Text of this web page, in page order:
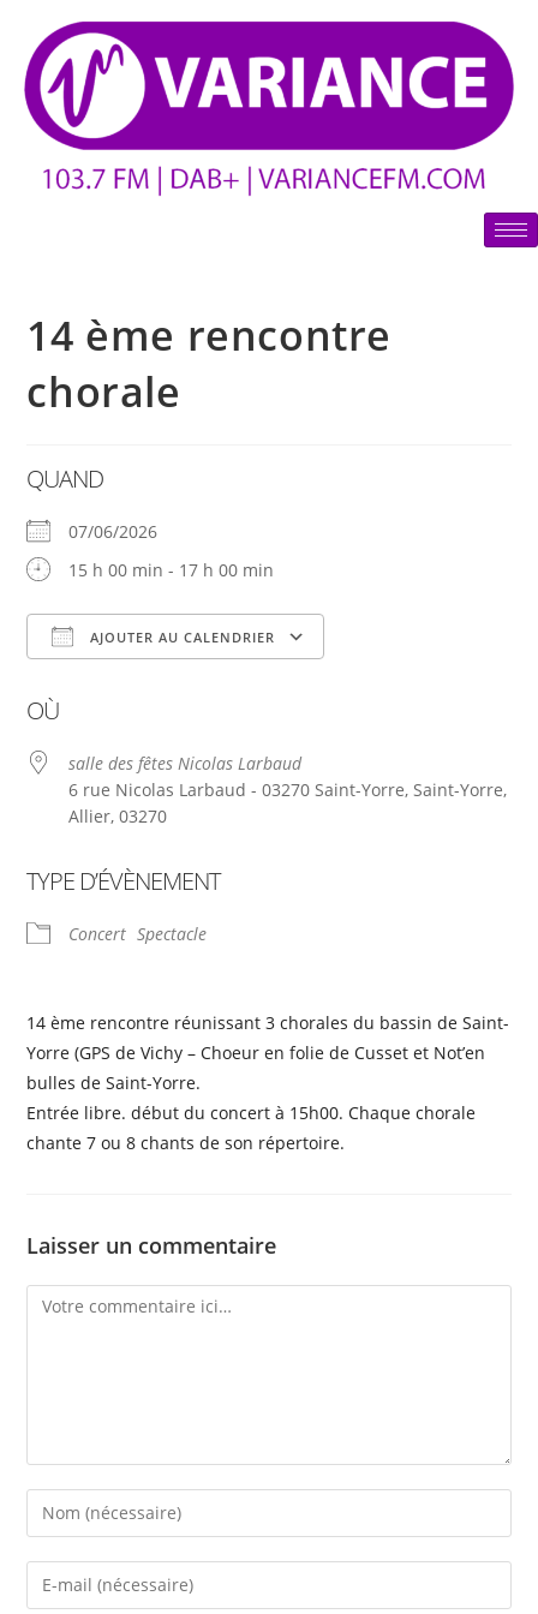
14 ème rencontre
chorale
QUAND
07/06/2026
15 h 00 min - 17 h 00 min
AJOUTER AU CALENDRIER
OÙ
salle des fêtes Nicolas Larbaud
6 rue Nicolas Larbaud - 03270 Saint-Yorre, Saint-Yorre,
Allier, 03270
TYPE D’ÉVÈNEMENT
Concert Spectacle
14 ème rencontre réunissant 3 chorales du bassin de Saint-
Yorre (GPS de Vichy – Choeur en folie de Cusset et Not’en
bulles de Saint-Yorre.
Entrée libre. début du concert à 15h00. Chaque chorale
chante 7 ou 8 chants de son répertoire.
Laisser un commentaire